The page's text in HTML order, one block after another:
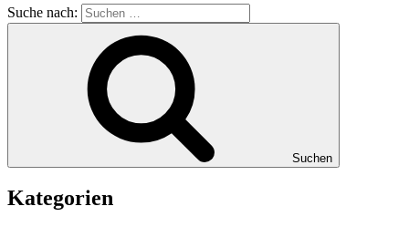
Suche nach:
Suchen
Kategorien